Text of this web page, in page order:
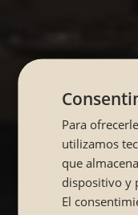
Para
utilizamos
que
dispositivo y
El